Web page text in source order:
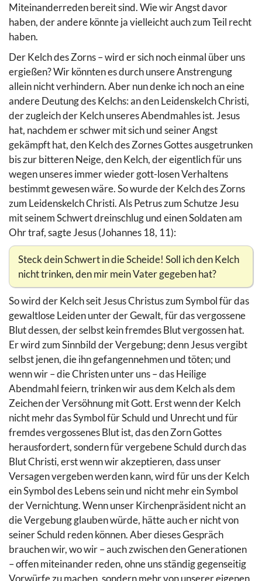
Miteinanderreden bereit sind. Wie wir Angst davor
haben, der andere könnte ja vielleicht auch zum Teil recht
haben.
Der Kelch des Zorns – wird er sich noch einmal über uns
ergießen? Wir könnten es durch unsere Anstrengung
allein nicht verhindern. Aber nun denke ich noch an eine
andere Deutung des Kelchs: an den Leidenskelch Christi,
der zugleich der Kelch unseres Abendmahles ist. Jesus
hat, nachdem er schwer mit sich und seiner Angst
gekämpft hat, den Kelch des Zornes Gottes ausgetrunken
bis zur bitteren Neige, den Kelch, der eigentlich für uns
wegen unseres immer wieder gott-losen Verhaltens
bestimmt gewesen wäre. So wurde der Kelch des Zorns
zum Leidenskelch Christi. Als Petrus zum Schutze Jesu
mit seinem Schwert dreinschlug und einen Soldaten am
Ohr traf, sagte Jesus (Johannes 18, 11):
Steck dein Schwert in die Scheide! Soll ich den Kelch
nicht trinken, den mir mein Vater gegeben hat?
So wird der Kelch seit Jesus Christus zum Symbol für das
gewaltlose Leiden unter der Gewalt, für das vergossene
Blut dessen, der selbst kein fremdes Blut vergossen hat.
Er wird zum Sinnbild der Vergebung; denn Jesus vergibt
selbst jenen, die ihn gefangennehmen und töten; und
wenn wir – die Christen unter uns – das Heilige
Abendmahl feiern, trinken wir aus dem Kelch als dem
Zeichen der Versöhnung mit Gott. Erst wenn der Kelch
nicht mehr das Symbol für Schuld und Unrecht und für
fremdes vergossenes Blut ist, das den Zorn Gottes
herausfordert, sondern für vergebene Schuld durch das
Blut Christi, erst wenn wir akzeptieren, dass unser
Versagen vergeben werden kann, wird für uns der Kelch
ein Symbol des Lebens sein und nicht mehr ein Symbol
der Vernichtung. Wenn unser Kirchenpräsident nicht an
die Vergebung glauben würde, hätte auch er nicht von
seiner Schuld reden können. Aber dieses Gespräch
brauchen wir, wo wir – auch zwischen den Generationen
– offen miteinander reden, ohne uns ständig gegenseitig
Vorwürfe zu machen, sondern mehr von unserer eigenen